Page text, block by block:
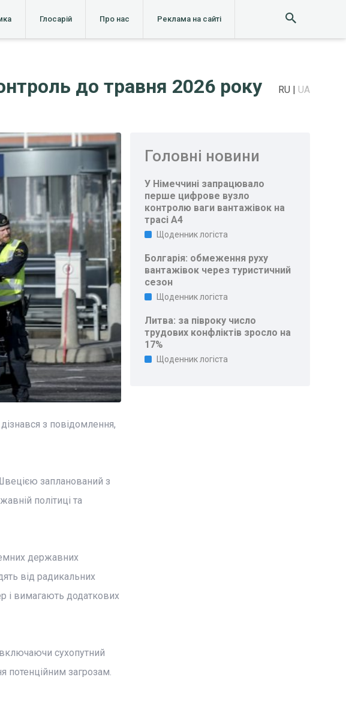
Глосарій Про нас Реклама на сайті
до травня 2026 року RU UA
з повідомлення,
запланований з
політиці та
державних
від радикальних
і вимагають додаткових
сухопутний
потенційним загрозам.
Головні новини
У Німеччині запрацювало
перше цифрове вузло
контролю ваги вантажівок на
трасі A4
Щоденник логіста
Болгарія: обмеження руху
вантажівок через туристичний
сезон
Щоденник логіста
Литва: за півроку число
трудових конфліктів зросло на
17%
Щоденник логіста